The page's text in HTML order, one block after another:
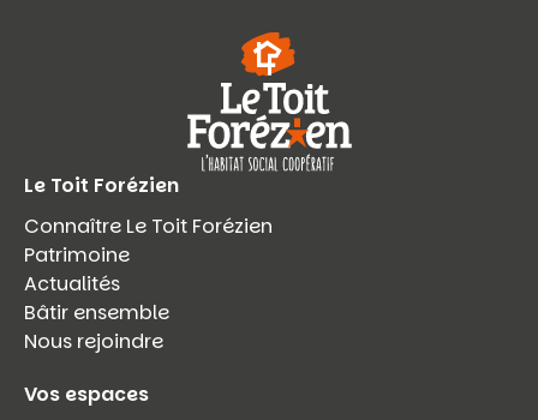
Le Toit Forézien
Connaître Le Toit Forézien
Patrimoine
Actualités
Bâtir ensemble
Nous rejoindre
Vos espaces